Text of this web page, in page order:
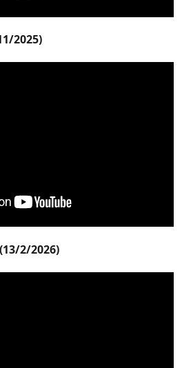
2025)
2/2026)